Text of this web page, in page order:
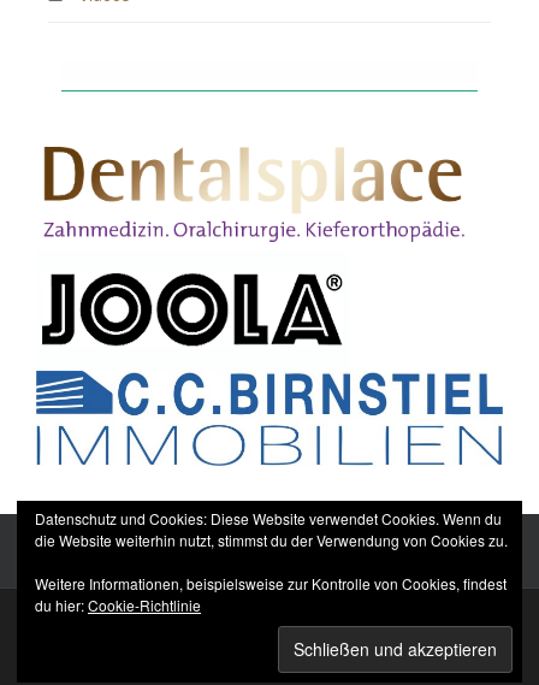
Datenschutzerklärung
TTC Düppel Dentalsplace e.V.© All rights reserved.
Datenschutz und Cookies: Diese Website verwendet Cookies. Wenn du
die Website weiterhin nutzt, stimmst du der Verwendung von Cookies zu.
Weitere Informationen, beispielsweise zur Kontrolle von Cookies, findest
du hier:Cookie-Richtlinie